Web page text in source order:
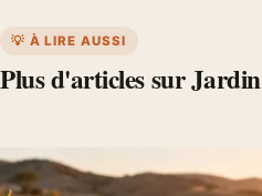
💡 À LIRE AUSSI
Plus d'articles sur Jardin